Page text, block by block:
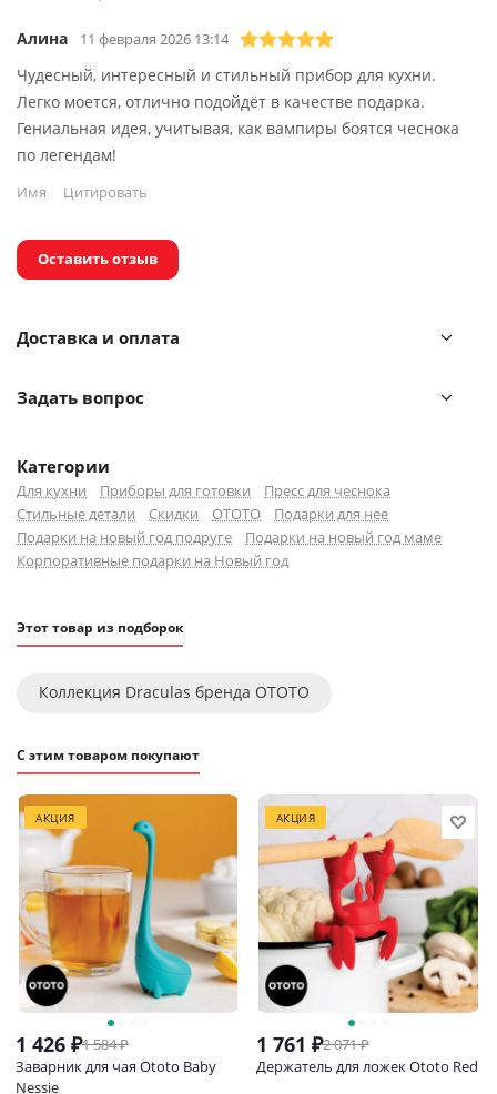
Мыть только вручную.
Каждый предмет из коллекции OTOTO — это не просто
функциональный аксессуар, а воплощение сказочных
историй и мифов, которые оживают в вашем доме.
Бренд стремится привнести в повседневную жизнь
решения, способные удивить и порадовать.
Алина 11 февраля 2026 13:14
Чудесный, интересный и стильный прибор для кухни.
Легко моется, отлично подойдёт в качестве подарка.
Гениальная идея, учитывая, как вампиры боятся чеснока
по легендам!
Имя Цитировать
Оставить отзыв
Доставка и оплата
Задать вопрос
Категории
Для кухни Приборы для готовки
Пресс для чеснока
Стильные детали
Скидки OTOTO
Подарки для нее
Подарки на новый год подруге
Подарки на новый год маме
Корпоративные подарки на Новый год
Этот товар из подборок
Коллекция Draculas бренда OTOTO
С этим товаром покупают
АКЦИЯ
1 426 ₽1 584₽
Заварник для чая Ototo Baby
Nessie
АКЦИЯ
1 761 ₽2 071₽
Держатель для ложек Ototo Red